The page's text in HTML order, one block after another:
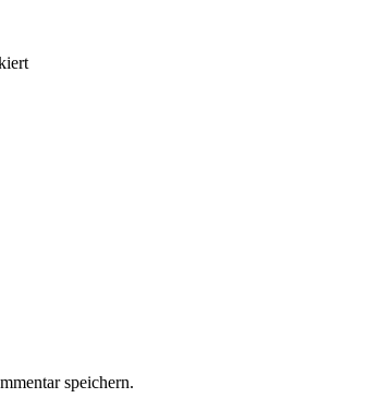
speichern.